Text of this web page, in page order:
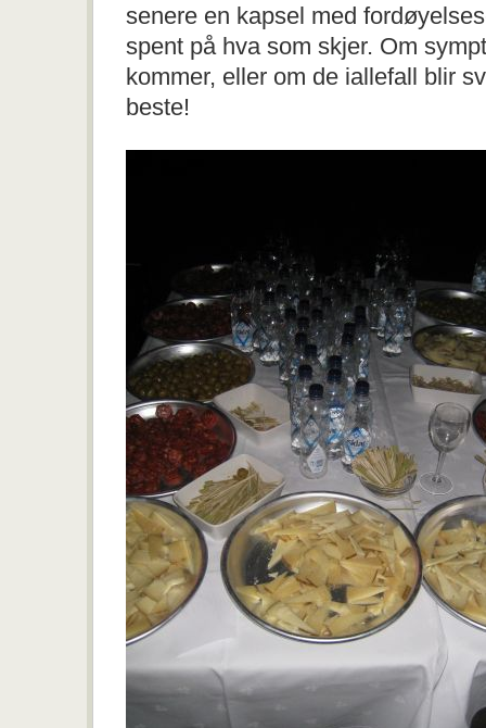
senere en kapsel med
spent på hva som skjer. Om
kommer, eller om de iallefall blir
beste!